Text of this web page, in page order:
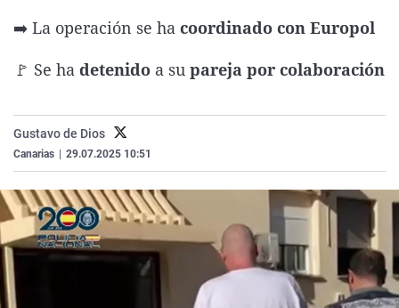
Como el perro y el
Equipo de
La Rioja
Elecciones
➡️ La operación se ha coordinado con Europol
🚩 Se ha detenido a su pareja por colaboración
Gustavo de Dios
Canarias 29.07.2025 10:51